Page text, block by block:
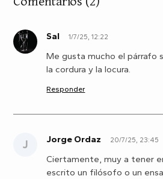
S Sal 1/7/25, 12:22
Me gusta mucho el párrafo
la cordura y la locura.
Responder
J Jorge Ordaz 20/7/25, 23:45
Ciertamente, muy a tener
escrito un filósofo o un